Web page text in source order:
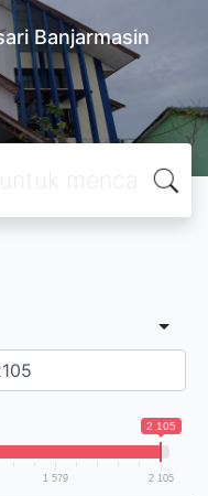
Banjarmasin
2 105
1 579 2 105